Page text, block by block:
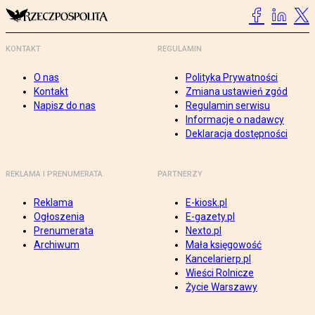
KONTAKT
O nas
Kontakt
Napisz do nas
REGULAMIN
Polityka Prywatności
Zmiana ustawień zgód
Regulamin serwisu
Informacje o nadawcy
Deklaracja dostępności
REKLAMA I PRENUMERATA
Reklama
Ogłoszenia
Prenumerata
Archiwum
PARTNERZY
E-kiosk.pl
E-gazety.pl
Nexto.pl
Mała księgowość
Kancelarierp.pl
Wieści Rolnicze
Życie Warszawy